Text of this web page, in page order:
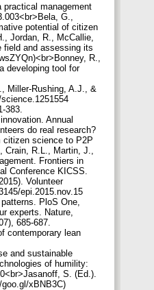
practical management
G.,
potential of citizen
Jordan, R., McCallie,
field and assessing its
R.,
developing tool for
Miller-Rushing, A.J., &
383.
Annual
do real research?
citizen science to P2P
R.L., Martin, J.,
Frontiers in
Conference KICSS.
Volunteer
epi.2015.nov.15
PloS One,
experts. Nature,
685-687.
contemporary lean
and sustainable
of humility:
S. (Ed.).
xBNB3C)